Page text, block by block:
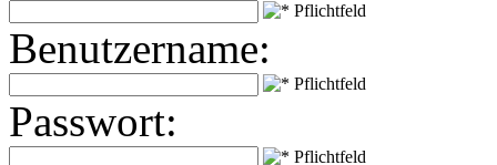
Benutzername:
Passwort: